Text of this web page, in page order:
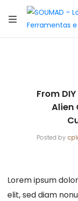
From
Alien
Posted by
Lorem ipsum
elit, sed diam